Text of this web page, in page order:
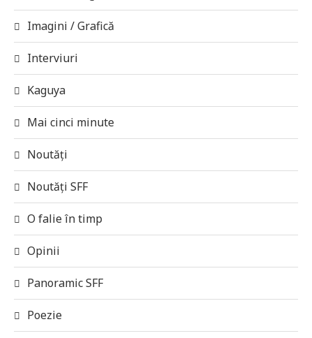
Imagini / Grafică
Interviuri
Kaguya
Mai cinci minute
Noutăți
Noutăți SFF
O falie în timp
Opinii
Panoramic SFF
Poezie